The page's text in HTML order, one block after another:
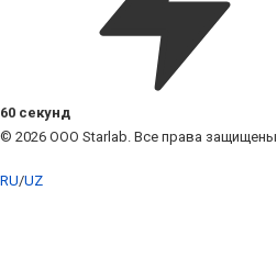
60 секунд
© 2026 ООО Starlab. Все права защищены.
RU/UZ